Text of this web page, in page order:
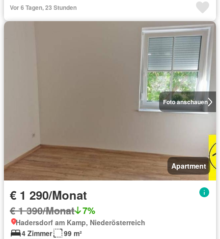
Vor 6 Tagen, 23 Stunden
Foto anschauen
Apartment
€ 1 290/Monat
€ 1 390/Monat 7%
Hadersdorf am Kamp, Niederösterreich
4 Zimmer
99 m²